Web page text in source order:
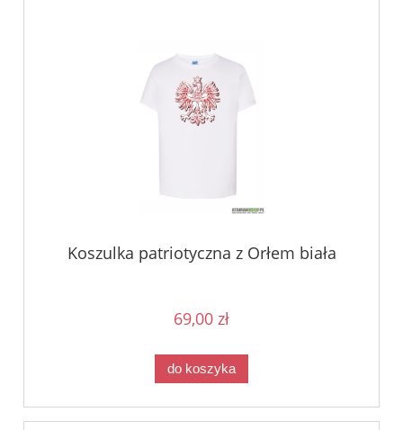
Koszulka patriotyczna z Orłem biała
69,00 zł
do koszyka